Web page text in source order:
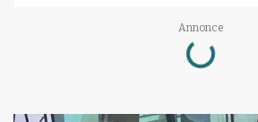
Annonce
Loading...